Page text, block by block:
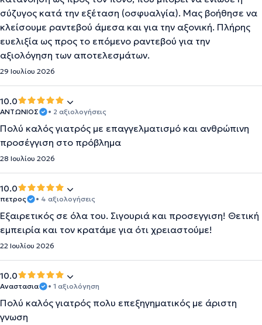
σύζυγος κατά την εξέταση (οσφυαλγία). Μας βοήθησε να
κλείσουμε ραντεβού άμεσα και για την αξονική. Πλήρης
ευελιξία ως προς το επόμενο ραντεβού για την
αξιολόγηση των αποτελεσμάτων.
29 Ιουλίου 2026
10.0
ΑΝΤΩΝΙΟΣ • 2 αξιολογήσεις
Πολύ καλός γιατρός με επαγγελματισμό και ανθρώπινη
προσέγγιση στο πρόβλημα
28 Ιουλίου 2026
10.0
πετρος • 4 αξιολογήσεις
Εξαιρετικός σε όλα του. Σιγουριά και προσεγγιση! Θετική
εμπειρία και τον κρατάμε για ότι χρειαστούμε!
22 Ιουλίου 2026
10.0
Αναστασια • 1 αξιολόγηση
Πολύ καλός γιατρός πολυ επεξηγηματικός με άριστη
γνωση